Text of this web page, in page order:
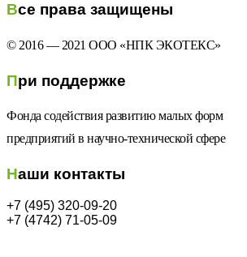
Все права защищены
© 2016 — 2021 ООО «НПК ЭКОТЕКС»
При поддержке
Фонда содействия развитию малых форм
предприятий в научно-технической сфере
Наши контакты
+7 (495) 320-09-20
+7 (4742) 71-05-09